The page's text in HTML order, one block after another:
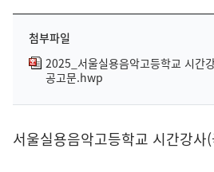
첨부파일
2025_서울실용음악고등학교 시간
공고문.hwp
서울실용음악고등학교 시간강